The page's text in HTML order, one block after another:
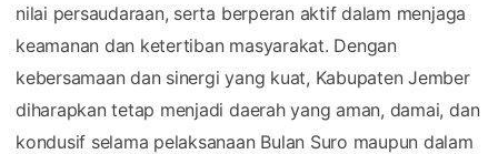
nilai persaudaraan, serta berperan aktif dalam menjaga
keamanan dan ketertiban masyarakat. Dengan
kebersamaan dan sinergi yang kuat, Kabupaten Jember
diharapkan tetap menjadi daerah yang aman, damai, dan
kondusif selama pelaksanaan Bulan Suro maupun dalam